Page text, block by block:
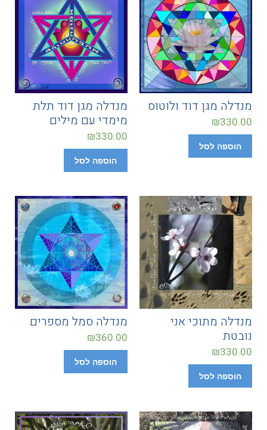
מנדלה מגן דוד ולוטוס
₪330.00
הוספה לסל
מנדלה מגן דוד תלת
מימדי עם מילים
₪330.00
הוספה לסל
מנדלה מתוכי אני
נובטת
₪330.00
הוספה לסל
מנדלה סמל מספרים
₪360.00
הוספה לסל